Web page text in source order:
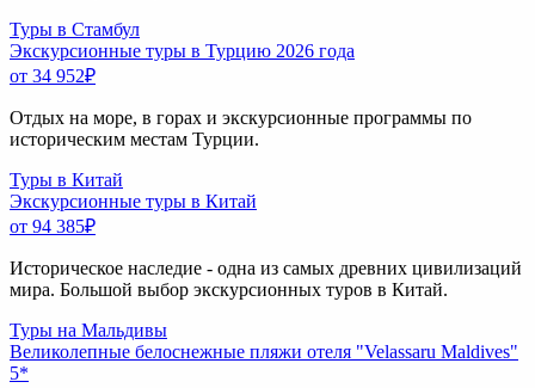
Туры в Стамбул
Экскурсионные туры в Турцию 2026 года
от 34 952₽
Отдых на море, в горах и экскурсионные программы по
историческим местам Турции.
Туры в Китай
Экскурсионные туры в Китай
от 94 385₽
Историческое наследие - одна из самых древних цивилизаций
мира. Большой выбор экскурсионных туров в Китай.
Туры на Мальдивы
Великолепные белоснежные пляжи отеля "Velassaru Maldives"
5*